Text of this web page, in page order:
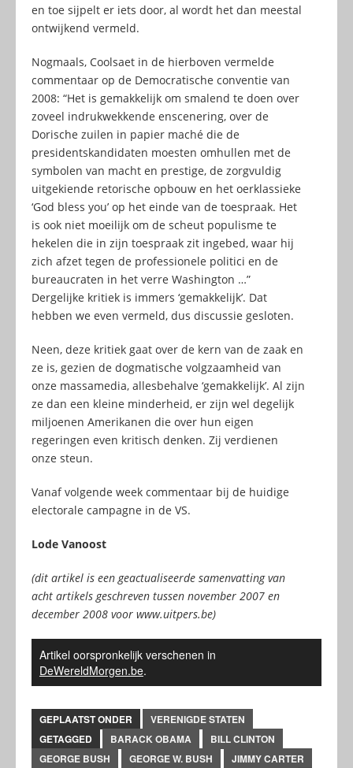
en toe sijpelt er iets door, al wordt het dan meestal
ontwijkend vermeld.
Nogmaals, Coolsaet in de hierboven vermelde
commentaar op de Democratische conventie van
2008: “Het is gemakkelijk om smalend te doen over
zoveel indrukwekkende enscenering, over de
Dorische zuilen in papier maché die de
presidentskandidaten moesten omhullen met de
symbolen van macht en prestige, de zorgvuldig
uitgekiende retorische opbouw en het oerklassieke
‘God bless you’ op het einde van de toespraak. Het
is ook niet moeilijk om de scheut populisme te
hekelen die in zijn toespraak zit ingebed, waar hij
zich afzet tegen de professionele politici en de
bureaucraten in het verre Washington …”
Dergelijke kritiek is immers ‘gemakkelijk’. Dat
hebben we even vermeld, dus discussie gesloten.
Neen, deze kritiek gaat over de kern van de zaak en
ze is, gezien de dogmatische volgzaamheid van
onze massamedia, allesbehalve ‘gemakkelijk’. Al zijn
ze dan een kleine minderheid, er zijn wel degelijk
miljoenen Amerikanen die over hun eigen
regeringen even kritisch denken. Zij verdienen
onze steun.
Vanaf volgende week commentaar bij de huidige
electorale campagne in de VS.
Lode Vanoost
(dit artikel is een geactualiseerde samenvatting van
acht artikels geschreven tussen november 2007 en
december 2008 voor www.uitpers.be)
Artikel oorspronkelijk verschenen in
DeWereldMorgen.be.
GEPLAATST ONDER
VERENIGDE STATEN
GETAGGED
BARACK OBAMA
BILL CLINTON
GEORGE BUSH
GEORGE W. BUSH
JIMMY CARTER